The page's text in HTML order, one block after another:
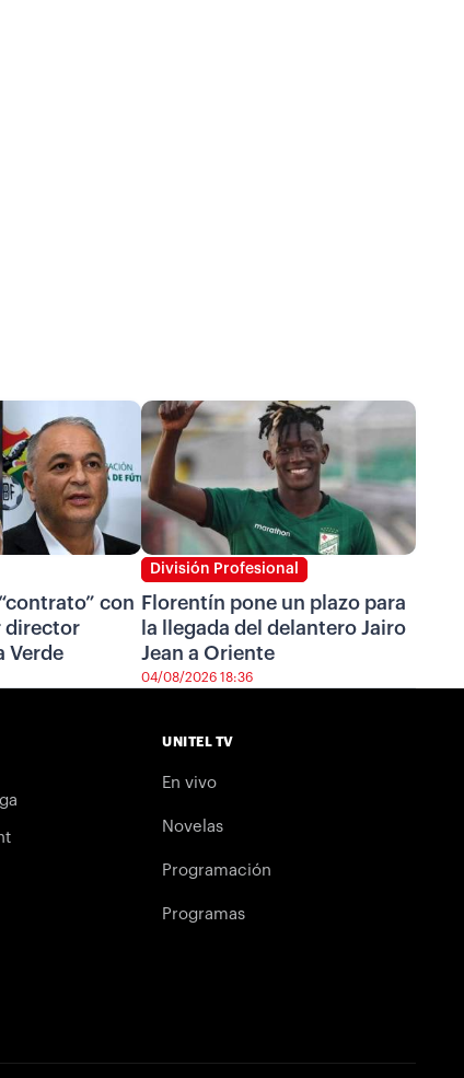
con
director
Verde
División Profesional
Florentín pone un plazo para
la llegada del delantero Jairo
Jean a Oriente
04/08/2026 18:36
UNITEL TV
En vivo
Novelas
Programación
Programas